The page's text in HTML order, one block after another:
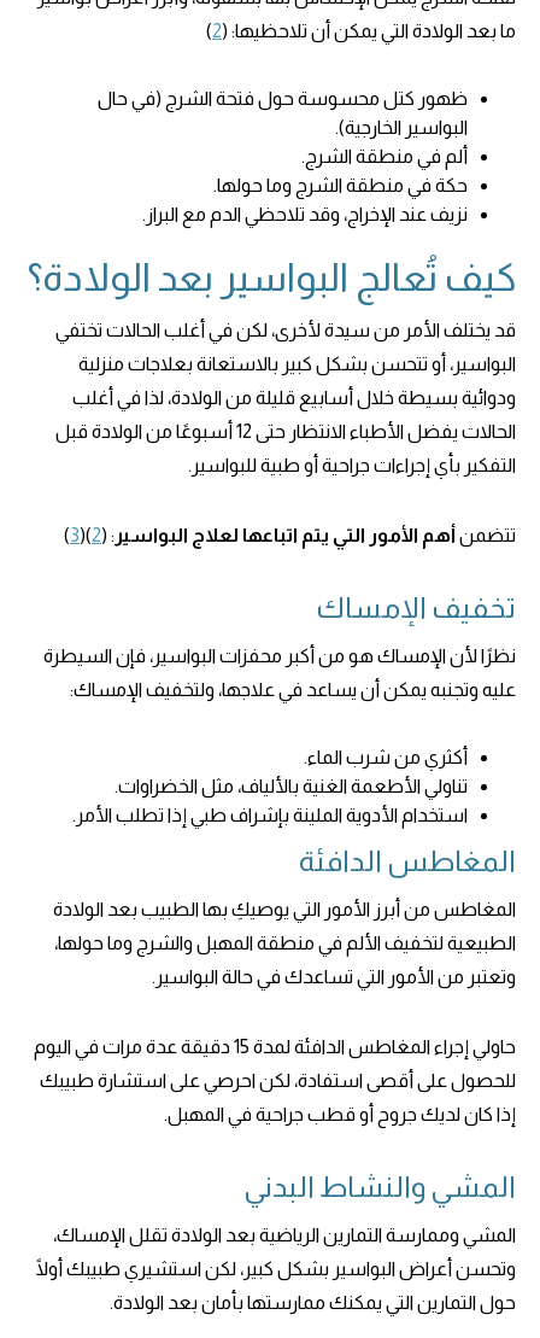
ما بعد الولادة التي يمكن أن تلاحظيها: (2
)
ظهور كتل محسوسة حول فتحة الشرج (في حال
البواسير الخارجية).
ألم في منطقة الشرج.
حكة في منطقة الشرج وما حولها.
نزيف عند الإخراج، وقد تلاحظي الدم مع البراز.
كيف تُعالج البواسير بعد الولادة؟
قد يختلف الأمر من سيدة لأخرى، لكن في أغلب الحالات تختفي
البواسير، أو تتحسن بشكل كبير بالاستعانة بعلاجات منزلية
ودوائية بسيطة خلال أسابيع قليلة من الولادة، لذا في أغلب
الحالات يفضل الأطباء الانتظار حتى 12 أسبوعًا من الولادة قبل
التفكير بأي إجراءات جراحية أو طبية للبواسير.
تتضمن أهم الأمور التي يتم اتباعها لعلاج البواسير : (
2
)(
3
)
تخفيف الإمساك
نظرًا لأن الإمساك هو من أكبر محفزات البواسير، فإن السيطرة
عليه وتجنبه يمكن أن يساعد في علاجها، ولتخفيف الإمساك:
أكثري من شرب الماء.
تناولي الأطعمة الغنية بالألياف، مثل الخضراوات.
استخدام الأدوية الملينة بإشراف طبي إذا تطلب الأمر.
المغاطس الدافئة
المغاطس من أبرز الأمور التي يوصيكِ بها الطبيب بعد الولادة
الطبيعية لتخفيف الألم في منطقة المهبل والشرج وما حولها،
وتعتبر من الأمور التي تساعدك في حالة البواسير.
حاولي إجراء المغاطس الدافئة لمدة 15 دقيقة عدة مرات في اليوم
للحصول على أقصى استفادة، لكن احرصي على استشارة طبيبك
إذا كان لديك جروح أو قطب جراحية في المهبل.
المشي والنشاط البدني
المشي وممارسة التمارين الرياضية بعد الولادة تقلل الإمساك،
وتحسن أعراض البواسير بشكل كبير، لكن استشيري طبيبك أولًا
حول التمارين التي يمكنك ممارستها بأمان بعد الولادة.